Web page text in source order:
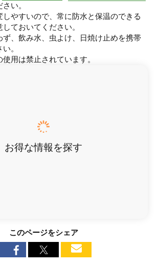
い。
しやすいので、常に防水と保温のできる
ておいてください。
ず、飲み水、虫よけ、日焼け止めを携帯
。
使用は禁止されています。
お得な情報を探す
このページをシェア